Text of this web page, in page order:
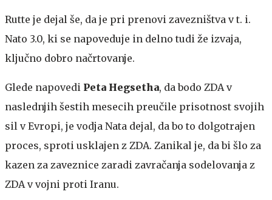
Rutte je dejal še, da je pri prenovi zavezništva v t. i.
Nato 3.0, ki se napoveduje in delno tudi že izvaja,
ključno dobro načrtovanje.
Glede napovedi Peta Hegsetha, da bodo ZDA v
naslednjih šestih mesecih preučile prisotnost svojih
sil v Evropi, je vodja Nata dejal, da bo to dolgotrajen
proces, sproti usklajen z ZDA. Zanikal je, da bi šlo za
kazen za zaveznice zaradi zavračanja sodelovanja z
ZDA v vojni proti Iranu.